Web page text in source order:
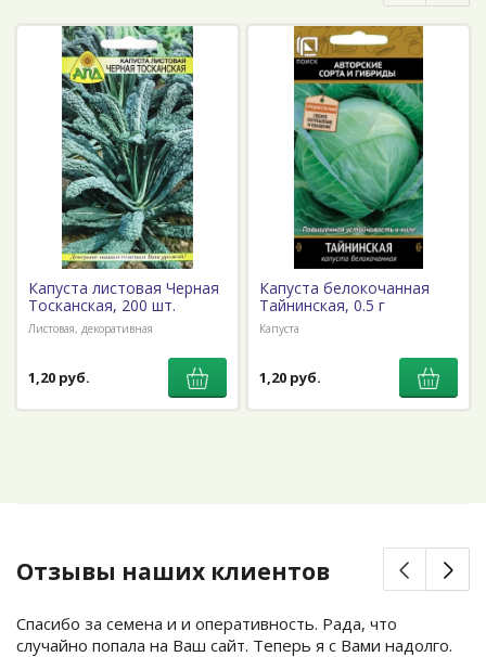
Капуста листовая Черная
Тосканская, 200 шт.
Листовая, декоративная
1,20 руб.
Капуста белокочанная
Тайнинская, 0.5 г
Капуста
1,20 руб.
Отзывы наших клиентов
Спасибо за семена и и оперативность. Рада, что
случайно попала на Ваш сайт. Теперь я с Вами надолго.